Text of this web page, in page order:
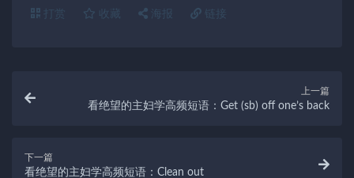
打赏 收藏 海报 链接
上一篇
看绝望的主妇学高频短语：Get (sb) off one’s back
下一篇
看绝望的主妇学高频短语：Clean out